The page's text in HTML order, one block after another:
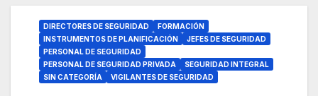
DIRECTORES DE SEGURIDAD
FORMACIÓN
INSTRUMENTOS DE PLANIFICACIÓN
JEFES DE SEGURIDAD
PERSONAL DE SEGURIDAD
PERSONAL DE SEGURIDAD PRIVADA
SEGURIDAD INTEGRAL
SIN CATEGORÍA
VIGILANTES DE SEGURIDAD